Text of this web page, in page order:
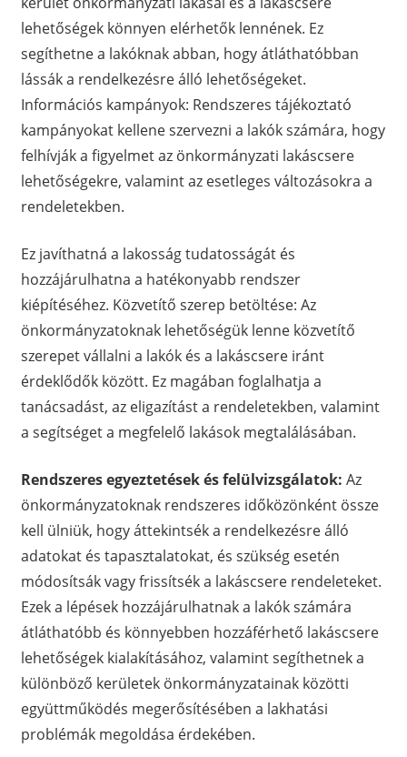
lehetőségek könnyen elérhetők lennének. Ez
segíthetne a lakóknak abban, hogy átláthatóbban
lássák a rendelkezésre álló lehetőségeket.
Információs kampányok: Rendszeres tájékoztató
kampányokat kellene szervezni a lakók számára, hogy
felhívják a figyelmet az önkormányzati lakáscsere
lehetőségekre, valamint az esetleges változásokra a
rendeletekben.
Ez javíthatná a lakosság tudatosságát és
hozzájárulhatna a hatékonyabb rendszer
kiépítéséhez. Közvetítő szerep betöltése: Az
önkormányzatoknak lehetőségük lenne közvetítő
szerepet vállalni a lakók és a lakáscsere iránt
érdeklődők között. Ez magában foglalhatja a
tanácsadást, az eligazítást a rendeletekben, valamint
a segítséget a megfelelő lakások megtalálásában.
Rendszeres egyeztetések és felülvizsgálatok: Az
önkormányzatoknak rendszeres időközönként össze
kell ülniük, hogy áttekintsék a rendelkezésre álló
adatokat és tapasztalatokat, és szükség esetén
módosítsák vagy frissítsék a lakáscsere rendeleteket.
Ezek a lépések hozzájárulhatnak a lakók számára
átláthatóbb és könnyebben hozzáférhető lakáscsere
lehetőségek kialakításához, valamint segíthetnek a
különböző kerületek önkormányzatainak közötti
együttműködés megerősítésében a lakhatási
problémák megoldása érdekében.